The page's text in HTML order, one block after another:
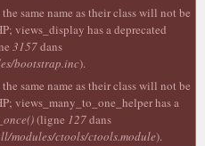
same name as their class will not be
views_display has a deprecated
3157dans
bootstrap.inc).
same name as their class will not be
views_many_to_one_helper has a
(ligne 127dans
modules/ctools/ctools.module).